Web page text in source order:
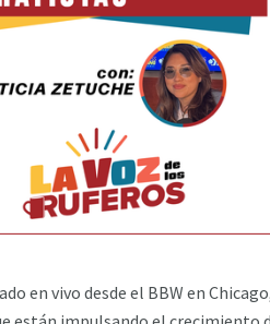
en vivo desde el BBW en